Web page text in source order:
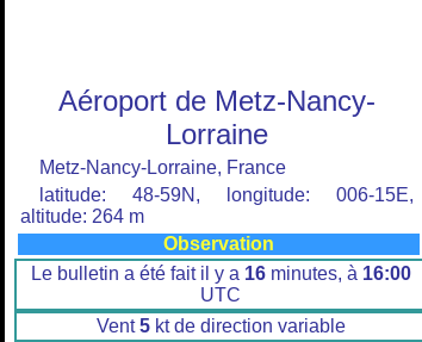
Aéroport de Metz-Nancy-
Lorraine
Metz-Nancy-Lorraine, France
latitude: 48-59N, longitude: 006-15E,
altitude: 264 m
Observation
Le bulletin a été fait il y a 16minutes, à 16:00
UTC
Vent5kt de direction variable